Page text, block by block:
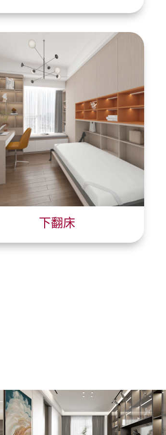
下翻床